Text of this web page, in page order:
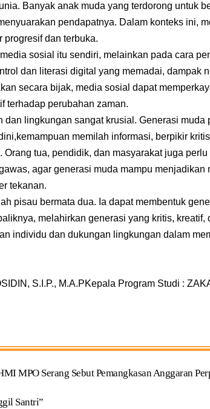
Banyak anak muda yang terdorong untuk
pendapatnya. Dalam konteks ini,
progresif dan terbuka.
sosial itu sendiri, melainkan pada cara
dan literasi digital yang memadai, dampak
secara bijak, media sosial dapat
terhadap perubahan zaman.
dan lingkungan sangat krusial. Generasi muda
memilah informasi, berpikir
Orang tua, pendidik, dan masyarakat juga
agar generasi muda mampu
tekanan.
pisau bermata dua. Ia dapat membentuk
melahirkan generasi yang kritis, kreatif,
individu dan dukungan lingkungan dalam
S.I.P., M.A.PKepala Program Studi :
MPO Serang Sebut Pemangkasan Anggaran
Santri”